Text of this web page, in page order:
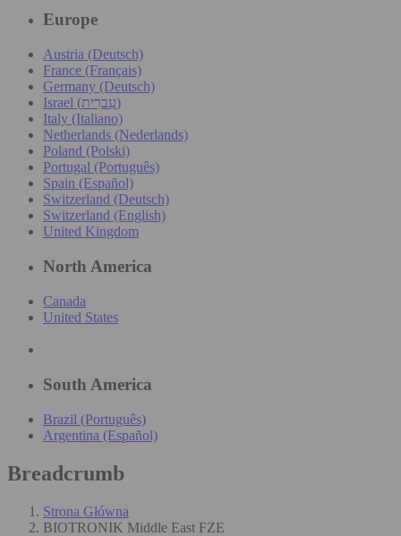
Europe
Austria (Deutsch)
France (Français)
Germany (Deutsch)
Israel (עִברִית)
Italy (Italiano)
Netherlands (Nederlands)
Poland (Polski)
Portugal (Português)
Spain (Español)
Switzerland (Deutsch)
Switzerland (English)
United Kingdom
North America
Canada
United States
South America
Brazil (Português)
Argentina (Español)
Breadcrumb
Strona Główna
BIOTRONIK Middle East FZE